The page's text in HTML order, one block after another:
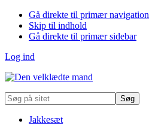
Gå direkte til primær navigation
Skip til indhold
Gå direkte til primær sidebar
Log ind
Søg
på
Jakkesæt